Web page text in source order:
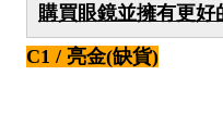
購買眼鏡並擁有更好
C1 / 亮金(缺貨)